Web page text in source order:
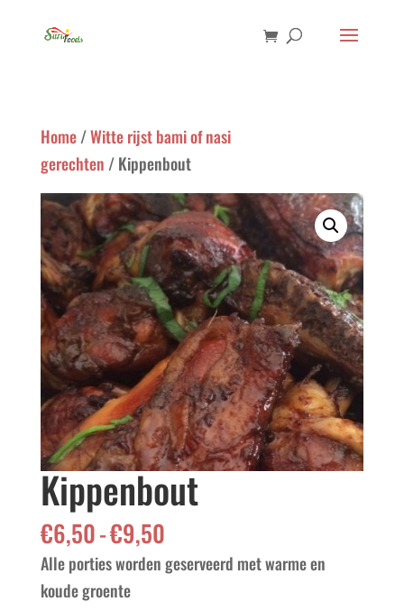
Home/Witte rijst bami of nasi
gerechten / Kippenbout
Kippenbout
€6,50-€9,50Prijsklasse:
€6,50
Alle porties worden geserveerd met warme en
koude groente